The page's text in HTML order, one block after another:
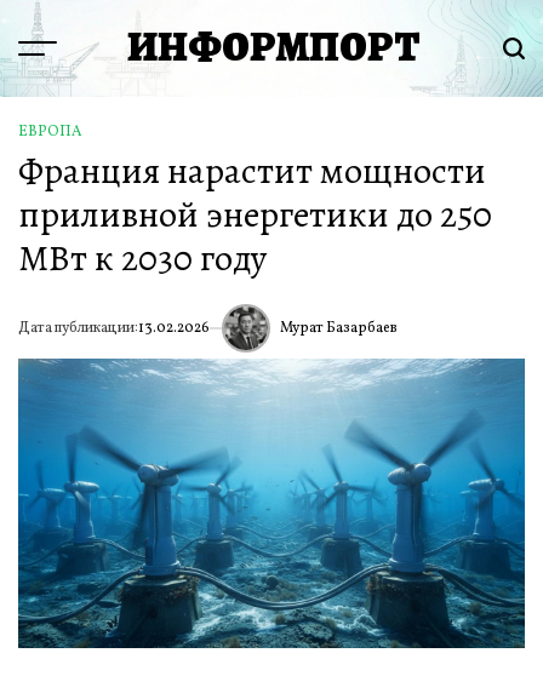
Перейти
содержимому
Menu ИНФОРМПОРТ
ОПУБЛИКОВАНО
В
ЕВРОПА
Франция нарастит мощности
приливной энергетики до 250
МВт к 2030 году
Дата публикации:13.02.2026 ИА Мурат Базарбаев